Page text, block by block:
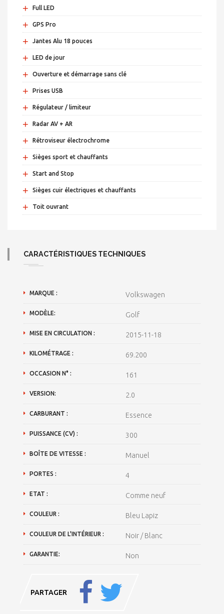
+ Full LED
+ GPS Pro
+ Jantes Alu 18 pouces
+ LED de jour
+ Ouverture et démarrage sans clé
+ Prises USB
+ Régulateur / limiteur
+ Radar AV + AR
+ Rétroviseur électrochrome
+ Sièges sport et chauffants
+ Start and Stop
+ Sièges cuir électriques et chauffants
+ Toit ouvrant
CARACTÉRISTIQUES TECHNIQUES
MARQUE : Volkswagen
MODÈLE: Golf
MISE EN CIRCULATION : 2015-11-18
KILOMÉTRAGE : 69.200
OCCASION N° : 161
VERSION: 2.0
CARBURANT : Essence
PUISSANCE (CV) : 300
BOÎTE DE VITESSE : Manuel
PORTES : 4
ETAT : Comme neuf
COULEUR : Bleu Lapiz
COULEUR DE L'INTÉRIEUR : Noir / Blanc
GARANTIE: Non
PARTAGER